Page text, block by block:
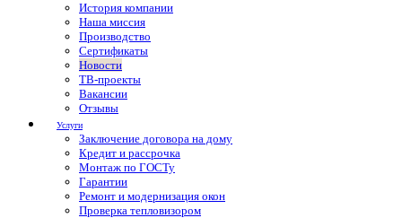
История компании
Наша миссия
Производство
Сертификаты
Новости
ТВ-проекты
Вакансии
Отзывы
Услуги
Заключение договора на дому
Кредит и рассрочка
Монтаж по ГОСТу
Гарантии
Ремонт и модернизация окон
Проверка тепловизором